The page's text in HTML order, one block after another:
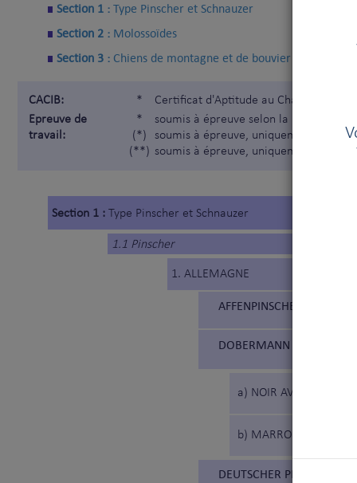
Section 1 : Type Pinscher et Schnauzer
Section 2 : Molossoïdes
Section 3 : Chiens de montagne et de bouvier suisses
CACIB: *
Certificat d'Aptitude au Championnat
Epreuve de
travail:
*
(*)
(**)
soumis à épreuve selon la
soumis à épreuve, uniquement pour
soumis à épreuve, uniquement pour
Section 1 : Type Pinscher et Schnauzer
1.1 Pinscher
1. ALLEMAGNE
AFFENPINSCHER (186)
DOBERMANN (143)
a) NOIR AVEC DES
b) MARRON AVEC
DEUTSCHER PINSCHER